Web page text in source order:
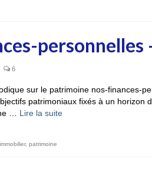
personnelles
6
sur le patrimoine nos-finances-
patrimoniaux fixés à un horizon
… Lire la suite­­
immobilier, patrimoine